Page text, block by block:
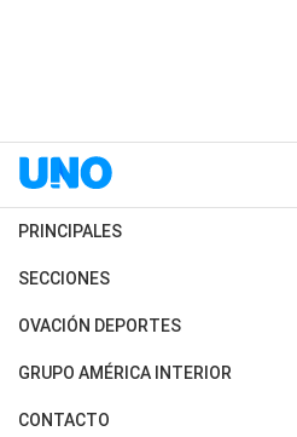
PRINCIPALES
Últimas Noticias
Política
Judiciales
SECCIONES
Horóscopo
Motores
OVACIÓN DEPORTES
Fútbol
Mundial
GRUPO AMÉRICA INTERIOR
Canal 7 en Vivo
CONTACTO